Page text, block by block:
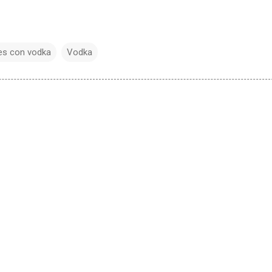
con vodka Vodka